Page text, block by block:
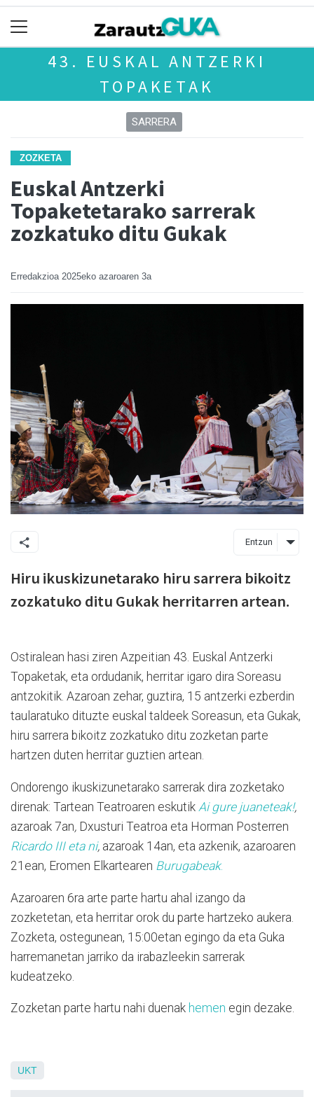
43. EUSKAL ANTZERKI
TOPAKETAK
SARRERA
ZOZKETA
Euskal Antzerki
Topaketetarako sarrerak
zozkatuko ditu Gukak
Erredakzioa 2025eko azaroaren 3a
Entzun
Hiru ikuskizunetarako hirusarrera bikoitz
zozkatuko ditu Gukak herritarren artean.
Ostiralean hasi ziren Azpeitian 43. Euskal Antzerki
Topaketak, eta ordudanik, herritar igaro dira Soreasu
antzokitik. Azaroan zehar, guztira, 15 antzerki ezberdin
taularatuko dituzte euskal taldeek Soreasun, eta Gukak,
hiru sarrera bikoitz zozkatuko ditu zozketan parte
hartzen duten herritar guztien artean.
Ondorengo ikuskizunetarako sarrerak dira zozketako
direnak: Tartean Teatroaren eskutik Ai gure juaneteak!,
azaroak 7an, Dxusturi Teatroa eta Horman Posterren
Ricardo III eta ni, azaroak 14an, eta azkenik, azaroaren
21ean, Eromen Elkartearen Burugabeak.
Azaroaren 6ra arte parte hartu ahal izango da
zozketetan, eta herritar orok du parte hartzeko aukera.
Zozketa, ostegunean, 15:00etan egingo da eta Guka
harremanetan jarriko da irabazleekin sarrerak
kudeatzeko.
Zozketan parte hartu nahi duenak hemen egin dezake.
UKT